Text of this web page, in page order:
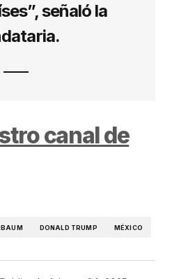
señaló la
canal de
DONALD TRUMP MÉXICO